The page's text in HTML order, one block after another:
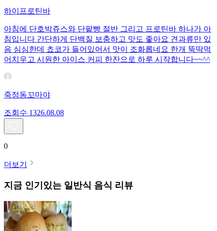
하이프로틴바
아침에 단호박쥬스와 단팥빵 절반 그리고 프로틴바 하나가 아
침입니다 간단하게 단백질 보충하고 맛도 좋아요 견과류만 있
음 심심한데 쵸코가 들어있어서 맛이 조화롭네요 한개 뚝딱먹
어치우고 시원한 아이스 커피 한잔으로 하루 시작합니다~~^^
죽정동꼬마야
조회수 1326.08.08
0
더보기
지금 인기있는 일반식 음식 리뷰